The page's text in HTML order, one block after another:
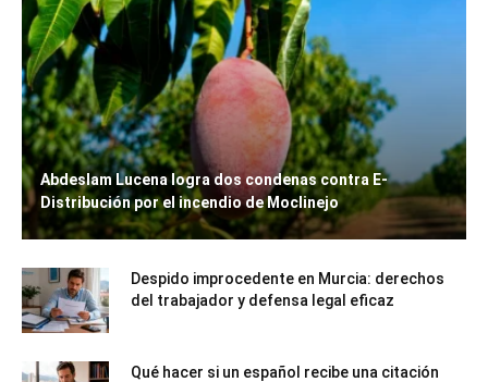
Abdeslam Lucena logra dos condenas contra E-
Distribución por el incendio de Moclinejo
Despido improcedente en Murcia: derechos
del trabajador y defensa legal eficaz
Qué hacer si un español recibe una citación